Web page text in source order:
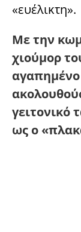
«ευέλικτη».
Με την
χιούμορ
αγαπημένο
γειτονικό
ως ο